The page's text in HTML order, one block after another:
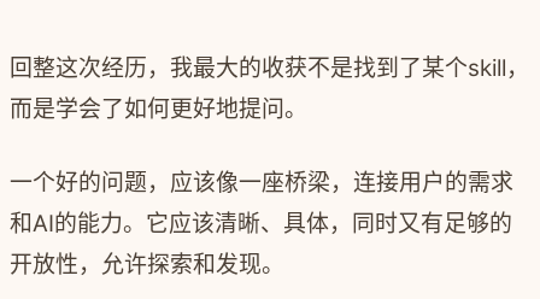
回整这次经历，我最大的收获不是找到了某个skill，
而是学会了如何更好地提问。
一个好的问题，应该像一座桥梁，连接用户的需求
和AI的能力。它应该清晰、具体，同时又有足够的
开放性，允许探索和发现。